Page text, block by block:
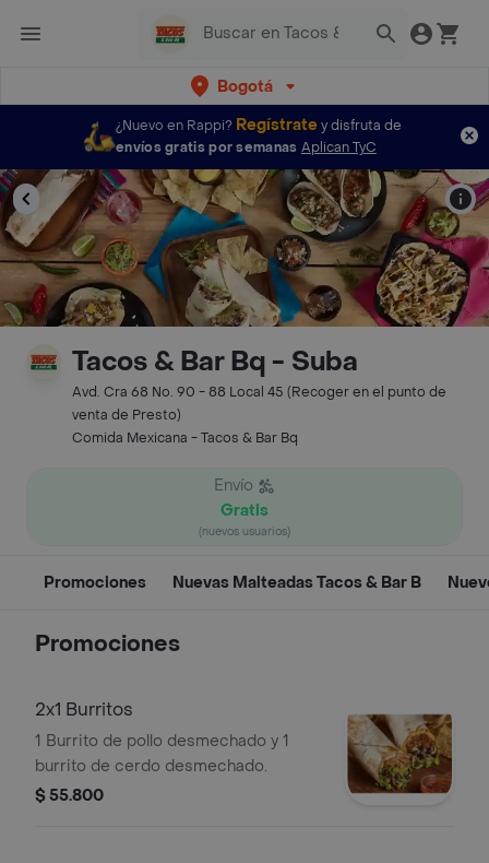
Bogotá
¿Nuevo en Rappi? Regístratey disfruta de
envíos gratis por semanas Aplican TyC
Tacos & Bar Bq - Suba
Avd. Cra 68 No. 90 - 88 Local 45 (Recoger en el punto de
venta de Presto)
Comida Mexicana - Tacos & Bar Bq
Envío
Gratis
(nuevos usuarios)
Promociones Nuevas Malteadas Tacos & Bar B
Promociones
2x1 Burritos
1 Burrito de pollo desmechado y 1
burrito de cerdo desmechado.
$ 55.800